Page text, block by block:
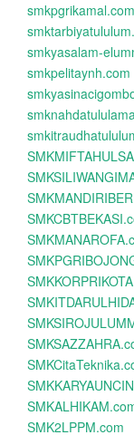
smkpgrikamal.com
smkyasalam-
smkpelitaynh.com
SMK2LPPM.com